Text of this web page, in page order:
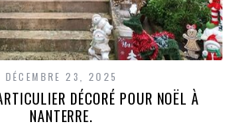
DÉCEMBRE 23, 2025
DÉCORÉ POUR NOËL À
NANTERRE.